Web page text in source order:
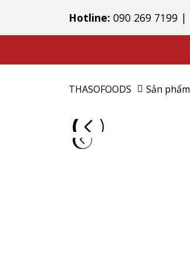
Hotline: 090 269 7199 |
THASOFOODS Sản phẩm